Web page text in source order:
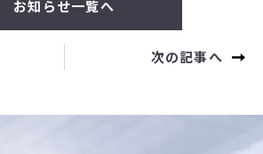
お知らせ一覧へ
次の記事へ